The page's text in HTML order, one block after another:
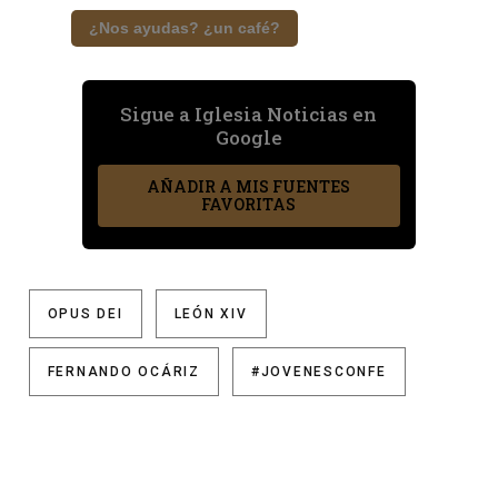
¿Nos ayudas? ¿un café?
Sigue a Iglesia Noticias en
Google
AÑADIR A MIS FUENTES
FAVORITAS
OPUS DEI LEÓN XIV
FERNANDO OCÁRIZ #JOVENESCONFE